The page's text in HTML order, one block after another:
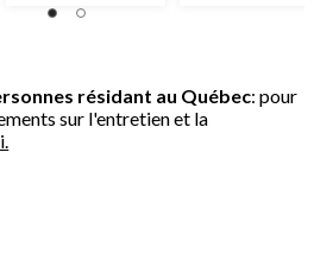
résidant au Québec: pour
sur l'entretien et la